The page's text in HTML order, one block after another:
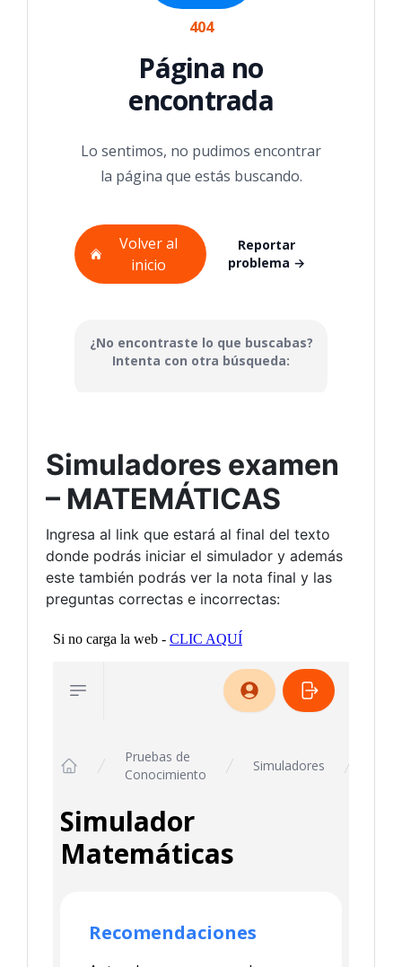
Simuladores examen
– MATEMÁTICAS
Ingresa al link que estará al final del texto
donde podrás iniciar el simulador y además
este también podrás ver la nota final y las
preguntas correctas e incorrectas: